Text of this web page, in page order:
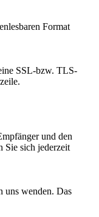
Format
SSL-bzw. TLS-
und den
Sie sich jederzeit
uns wenden. Das